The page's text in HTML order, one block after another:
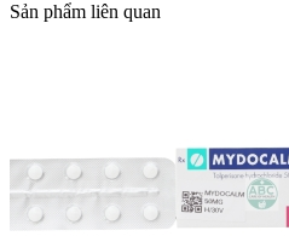
Sản phẩm liên quan